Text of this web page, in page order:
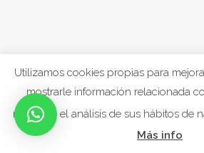
Utilizamos cookies propias para
mostrarle información relacionada
mediante el análisis de sus hábitos de
Más info